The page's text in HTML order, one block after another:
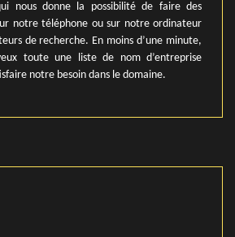
nous donne la possibilité de faire des
notre téléphone ou sur notre ordinateur
de recherche. En moins d’une minute,
toute une liste de nom d’entreprise
notre besoin dans le domaine.